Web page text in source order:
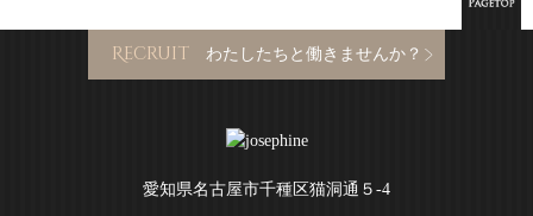
Recruit わたしたちと働きませんか？
愛知県名古屋市千種区猫洞通５-4